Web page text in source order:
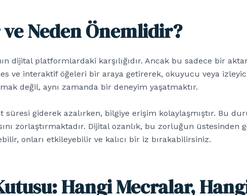
Neden Önemlidir?
dijital platformlardaki karşılığıdır. Ancak bu sadece bir
ve interaktif öğeleri bir araya getirerek, okuyucu veya
değil, aynı zamanda bir deneyim yaşatmaktır.
giderek azalırken, bilgiye erişim kolaylaşmıştır. Bu
zorlaştırmaktadır. Dijital ozanlık, bu zorluğun üstesinden
onları etkileyebilir ve kalıcı bir iz bırakabilirsiniz.
Hangi Mecralar,